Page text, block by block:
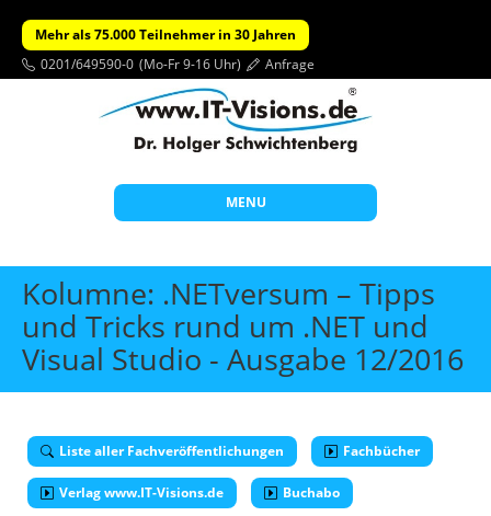
Mehr als 75.000 Teilnehmer in 30 Jahren
0201/649590-0 (Mo-Fr 9-16 Uhr) Anfrage
MENU
Start
Themen
Beratung
Wissen
Über uns
Kolumne: .NETversum – Tipps
und Tricks rund um .NET und
Visual Studio - Ausgabe 12/2016
Liste aller Fachveröffentlichungen Fachbücher
Verlag www.IT-Visions.de Buchabo